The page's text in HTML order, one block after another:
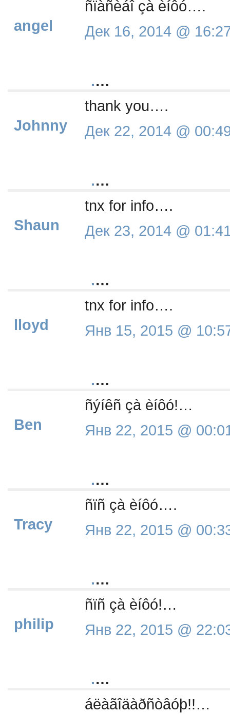
angel
ñïàñèáî çà èíôó….
Дек 16, 2014 @
Johnny
.…
thank you….
Дек 22, 2014 @
Shaun
.…
tnx for info….
Дек 23, 2014 @
lloyd
.…
tnx for info….
Янв 15, 2015 @
Ben
.…
ñýíêñ çà èíôó!…
Янв 22, 2015 @
Tracy
.…
ñïñ çà èíôó….
Янв 22, 2015 @
philip
.…
ñïñ çà èíôó!…
Янв 22, 2015 @
.…
áëàãîäàðñòâóþ!!…